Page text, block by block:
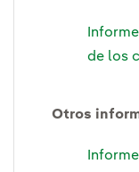
de los
Otros